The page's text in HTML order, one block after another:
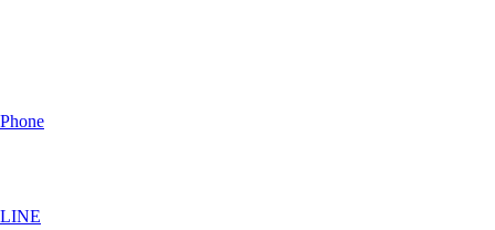
Phone
LINE